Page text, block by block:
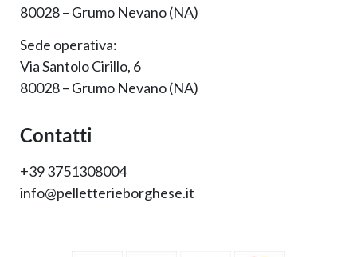
80028 – Grumo Nevano (NA)
Sede operativa:
Via Santolo Cirillo, 6
80028 – Grumo Nevano (NA)
Contatti
+39 3751308004
info@pelletterieborghese.it